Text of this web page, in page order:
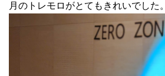
月のトレモロがとてもきれいでした。